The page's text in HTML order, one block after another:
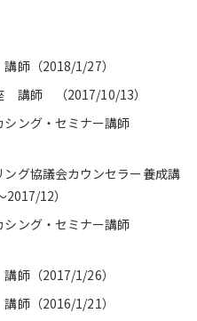
師（2018/1/27）
講師 （2017/10/13）
ング・セミナー講師
グ協議会カウンセラー養成講
12）
ング・セミナー講師
師（2017/1/26）
師（2016/1/21）